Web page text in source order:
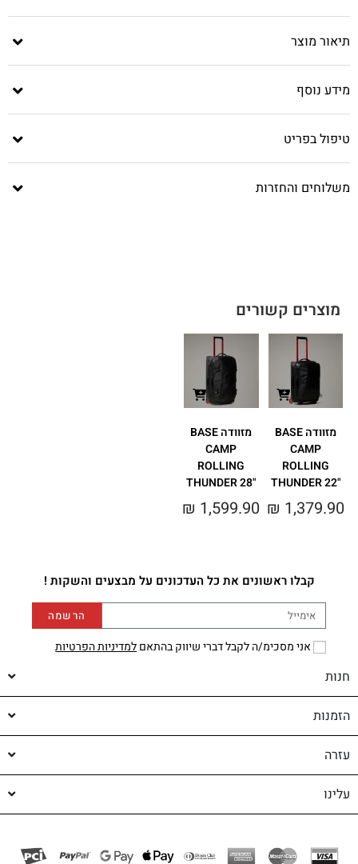
תיאור מוצר
מידע נוסף
טיפול בפריט
משלוחים והחזרות
מוצרים קשורים
מזוודה BASE
CAMP
ROLLING
THUNDER 22"‎
₪ 1,379.90
מזוודה BASE
CAMP
ROLLING
THUNDER 28"‎
₪ 1,599.90
קבלו ראשונים את כל העדכונים על מבצעים והשקות !
אני מסכימ/ה לקבל דברי שיווק בהתאםלמדיניות הפרטיות
הרשמה
חנות
הזמנות
עזרה
עלינו